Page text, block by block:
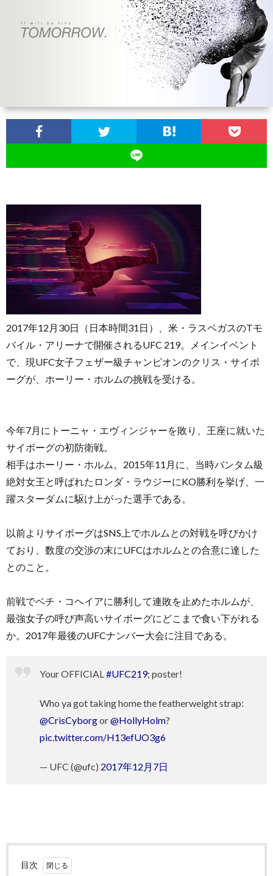
ッ
プ
観
戦
ガ・
ド
マ
リ
ー
ム
2017年12月30日（日本時間31日）、米・ラスベガスのTモ
バイル・アリーナで開催されるUFC 219。メインイベント
で、現UFC女子フェザー級チャンピオンのクリス・サイボ
ーグが、ホーリー・ホルムの挑戦を受ける。
今年7月にトーニャ・エヴィンジャーを敗り、王座に就いた
サイボーグの初防衛戦。
相手はホーリー・ホルム。2015年11月に、当時バンタム級
絶対女王と呼ばれたロンダ・ラウジーにKO勝利を挙げ、一
躍スターダムに駆け上がった選手である。
以前よりサイボーグはSNS上でホルムとの対戦を呼びかけ
ており、数度の交渉の末にUFCはホルムとの合意に達した
とのこと。
前戦でベチ・コヘイアに勝利して連敗を止めたホルムが、
最強女子の呼び声高いサイボーグにどこまで食い下がれる
か。2017年最後のUFCナンバー大会に注目である。
Your OFFICIAL #UFC219; poster!
Who ya got taking home the featherweight strap:
@CrisCyborgor@HollyHolm?
pic.twitter.com/H13efUO3g6
— UFC (@ufc) 2017年12月7日
目次